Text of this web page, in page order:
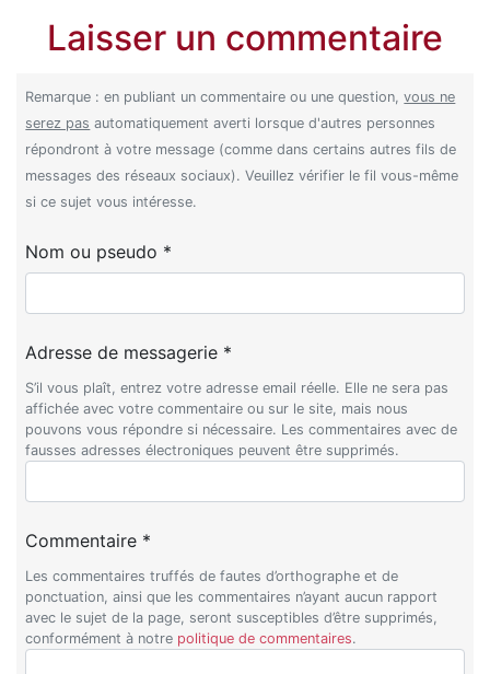
Laisser un commentaire
Remarque : en publiant un commentaire ou une question,vous ne
serez pas automatiquement averti lorsque d'autres personnes
répondront à votre message (comme dans certains autres fils de
messages des réseaux sociaux). Veuillez vérifier le fil vous-même
si ce sujet vous intéresse.
Nom ou pseudo *
Adresse de messagerie *
S’il vous plaît, entrez votre adresse email réelle. Elle ne sera pas
affichée avec votre commentaire ou sur le site, mais nous
pouvons vous répondre si nécessaire. Les commentaires avec de
fausses adresses électroniques peuvent être supprimés.
Commentaire *
Les commentaires truffés de fautes d’orthographe et de
ponctuation, ainsi que les commentaires n’ayant aucun rapport
avec le sujet de la page, seront susceptibles d’être supprimés,
conformément à notre politique de commentaires.